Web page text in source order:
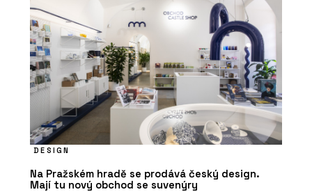
DESIGN
Na Pražském hradě se prodává český design.
Mají tu nový obchod se suvenýry